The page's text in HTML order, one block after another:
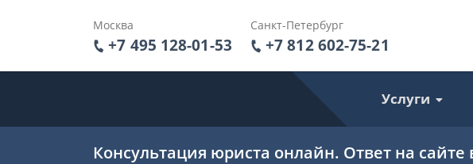
Москва
+7 495 128-01-53
Санкт-Петербург
+7 812 602-75-21
Услуги
Консультация юриста онлайн. Ответ на